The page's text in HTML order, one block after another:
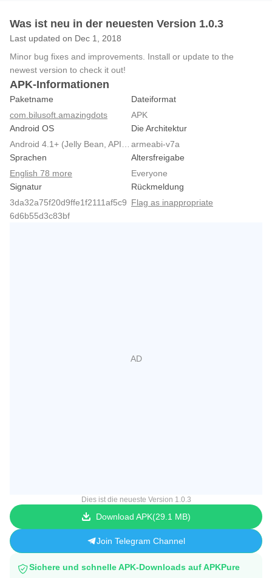
Was ist neu in der neuesten Version 1.0.3
Last updated on Dec 1, 2018
Minor bug fixes and improvements. Install or update to the
newest version to check it out!
APK-Informationen
Paketname
com.bilusoft.amazingdots
Dateiformat
APK
Android OS
Die Architektur
armeabi-v7a
Sprachen
English 78 more
Altersfreigabe
Everyone
Signatur
3da32a75f20d9ffe1f2111af5c9
6d6b55d3c83bf
Rückmeldung
Flag as inappropriate
Dies ist die neueste Version 1.0.3
Download APK 29.1 MB
Join Telegram Channel
Sichere und schnelle APK-Downloads auf APKPure